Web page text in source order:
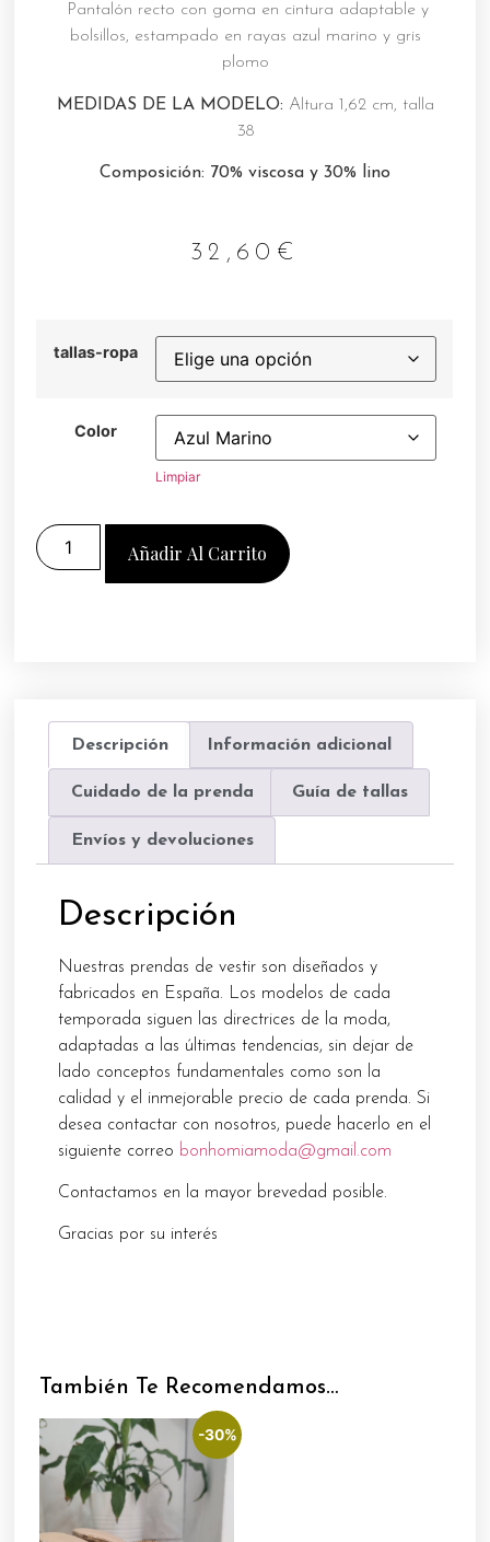
Pantalón recto con goma en cintura adaptable y
bolsillos, estampado en rayas azul marino y gris
plomo
MEDIDAS DE LA MODELO: Altura 1,62 cm, talla
38
Composición: 70% viscosa y 30% lino
32,60 €
tallas-ropa
Color
Limpiar
Añadir Al Carrito
Descripción Información adicional
Cuidado de la prenda Guía de tallas
Envíos y devoluciones
Descripción
Nuestras prendas de vestir son diseñados y
fabricados en España. Los modelos de cada
temporada siguen las directrices de la moda,
adaptadas a las últimas tendencias, sin dejar de
lado conceptos fundamentales como son la
calidad y el inmejorable precio de cada prenda. Si
desea contactar con nosotros, puede hacerlo en el
siguiente correo bonhomiamoda@gmail.com
Contactamos en la mayor brevedad posible.
Gracias por su interés
También Te Recomendamos…
-30%